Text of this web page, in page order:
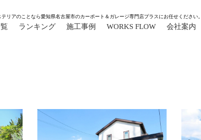
リアのことなら愛知県名古屋市のカーポート＆ガレージ専門店プラスにお任せください。
ランキング 施工事例 WORKS FLOW 会社案内